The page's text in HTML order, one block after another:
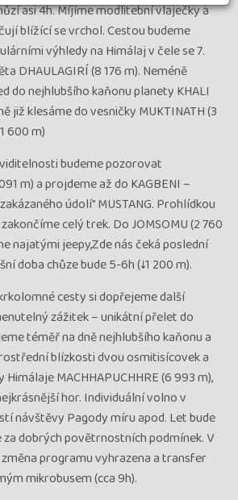
asi 4h. Míjíme modlitební vlaječky a
blížící se vrchol. Cestou budeme
výhledy na Himálaj v čele se 7.
DHAULAGIRÍ (8 176 m). Neméně
do nejhlubšího kaňonu planety KHALI
již klesáme do vesničky MUKTINATH (3
600 m)
budeme pozorovat
m) a projdeme až do KAGBENI –
údolí" MUSTANG. Prohlídkou
celý trek. Do JOMSOMU (2 760
najatými jeepy,Zde nás čeká poslední
doba chůze bude 5-6h (↓1 200 m).
cesty si dopřejeme další
zážitek – unikátní přelet do
téměř na dně nejhlubšího kaňonu a
blízkosti dvou osmitisícovek a
MACHHAPUCHHRE (6 993 m),
hor. Individuální volno v
návštěvy Pagody míru apod. Let bude
dobrých povětrnostních podmínek. V
programu vyhrazena a transfer
mikrobusem (cca 9h).